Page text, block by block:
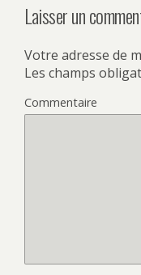
Laisser un
Votre adresse de
Les champs
Commentaire